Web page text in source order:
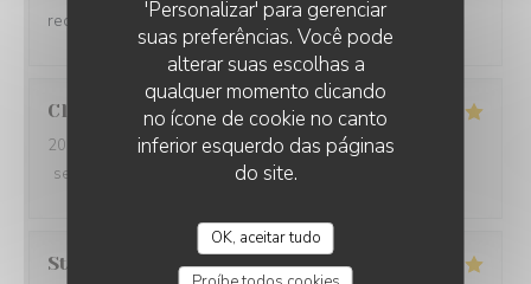
'Personalizar' para gerenciar
suas preferências. Você pode
alterar suas escolhas a
qualquer momento clicando
no ícone de cookie no canto
inferior esquerdo das páginas
do site.
OK, aceitar tudo
recommande.
Claude
2026-07-19
- 12:15 - guests 2
service
/5 menu:
Stéphane